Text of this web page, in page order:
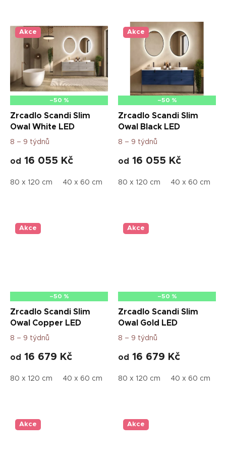
Akce
–50 %
Zrcadlo Scandi Slim
Owal White LED
8 – 9 týdnů
od 16 055 Kč
80 x 120 cm 40 x 60 cm 60 x 90 cm 50 x 75 cm
Akce
–50 %
Zrcadlo Scandi Slim
Owal Black LED
8 – 9 týdnů
od 16 055 Kč
80 x 120 cm 40 x 60 cm
Akce
–50 %
Zrcadlo Scandi Slim
Owal Copper LED
8 – 9 týdnů
od 16 679 Kč
80 x 120 cm 40 x 60 cm 60 x 90 cm 50 x 75 cm
Akce
–50 %
Zrcadlo Scandi Slim
Owal Gold LED
8 – 9 týdnů
od 16 679 Kč
80 x 120 cm 40 x 60 cm
Akce Akce